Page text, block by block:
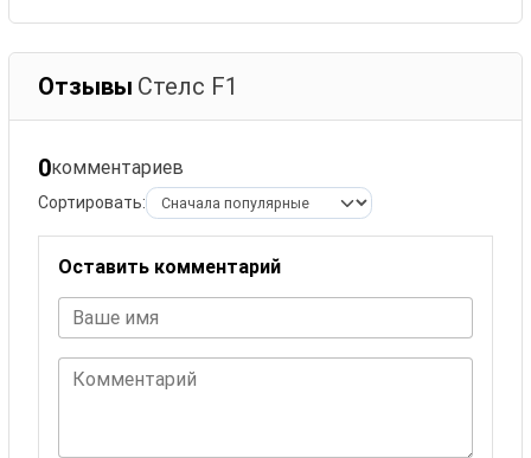
Отзывы Стелс F1
0комментариев
Сортировать:
Оставить комментарий
Ваше имя
Комментарий